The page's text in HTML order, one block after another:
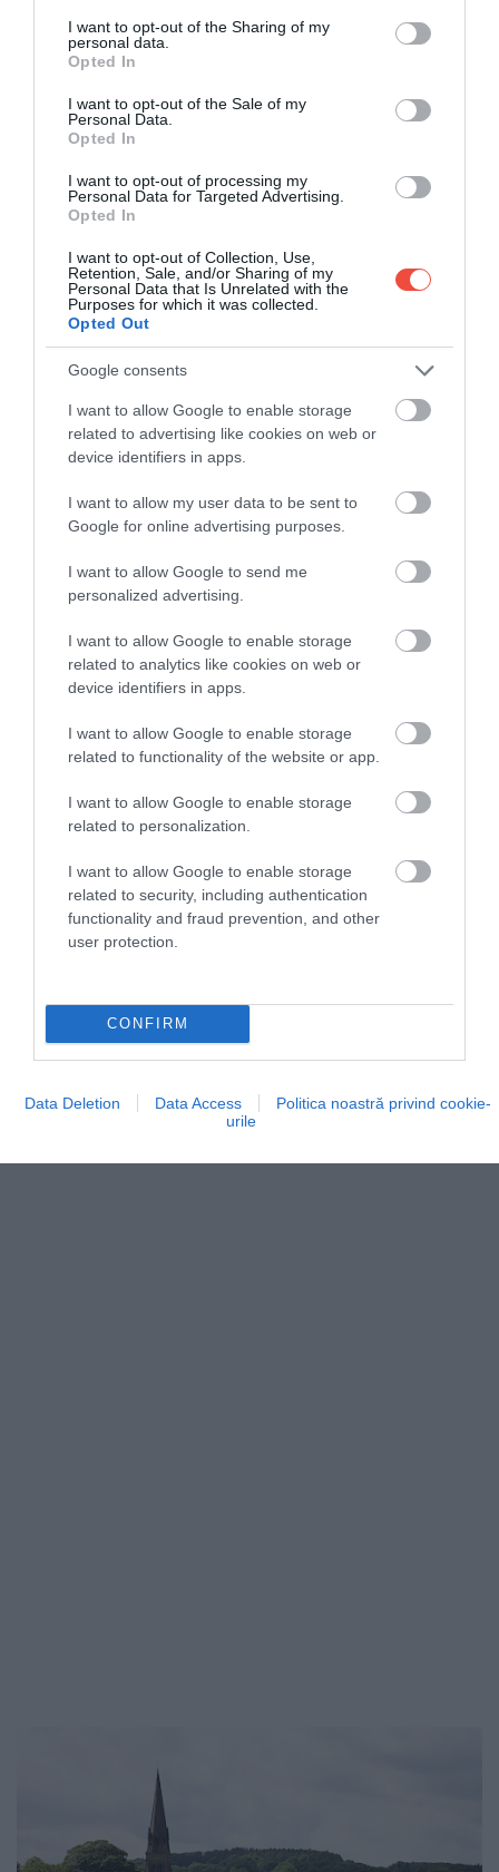
not limited to your visit or usage behaviour. You may click to
grant or deny consent to Google and its third-party tags to
use your data for below specified purposes in below Google
consent section.
I want to opt-out of the Sharing of my
personal data.
Opted In
I want to opt-out of the Sale of my
Personal Data.
Opted In
I want to opt-out of processing my
Personal Data for Targeted Advertising.
Opted In
I want to opt-out of Collection, Use,
Retention, Sale, and/or Sharing of my
Personal Data that Is Unrelated with the
Purposes for which it was collected.
Opted Out
Google consents
I want to allow Google to enable storage
related to advertising like cookies on web or
device identifiers in apps.
I want to allow my user data to be sent to
Google for online advertising purposes.
I want to allow Google to send me
personalized advertising.
I want to allow Google to enable storage
related to analytics like cookies on web or
device identifiers in apps.
I want to allow Google to enable storage
related to functionality of the website or app.
I want to allow Google to enable storage
related to personalization.
I want to allow Google to enable storage
related to security, including authentication
functionality and fraud prevention, and other
user protection.
CONFIRM
Data Deletion Data Access
Politica noastră privind cookie-
urile
Diversitatea se vede, poate, cel mai spectaculos la
clădirea emblematică a satului: Biserica Sfântul
Petru, cu turnul ei zvelt. În interior, amintirile familiei
comemorative– conturează unul dintre firele cele
mai importante ale istoriei locale, iar cimitirul
bisericii continuă aceeași poveste de familie, prin
șirul de morminte. Locul este, în același timp, un
tăcută. În centrul satului, o altă oprire, mult mai
cotidiană, dar deosebit de plăcută, îi așteaptă pe
vizitatori:Edensor Tea Cottage, amenajată în fosta
Deschis în orice anotimp, e locul potrivit
găsesc mic dejun, cafea, prânz ușor și, bineînțeles,
clasica gustare de după-amiază cu ceai.